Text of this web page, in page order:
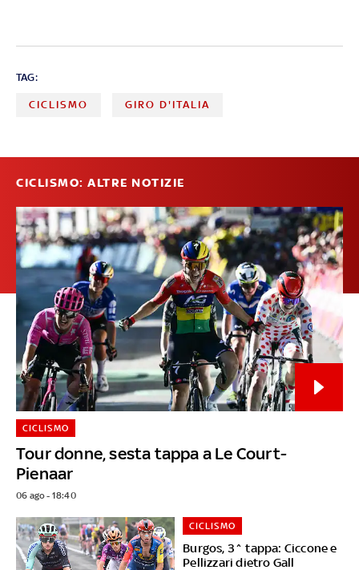
TAG:
CICLISMO GIRO D'ITALIA
CICLISMO: ALTRE NOTIZIE
Tour donne, sesta tappa a Le Court-
Pienaar
CICLISMO
06 ago - 18:40
Burgos, 3^ tappa: Ciccone e
Pellizzari dietro Gall
CICLISMO